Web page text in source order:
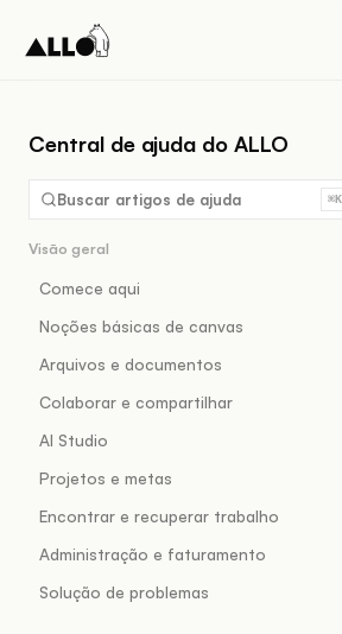
Central de ajuda do ALLO
Buscar artigos de ajuda ⌘K
Visão geral
Comece aqui
Noções básicas de canvas
Arquivos e documentos
Colaborar e compartilhar
AI Studio
Projetos e metas
Encontrar e recuperar trabalho
Administração e faturamento
Solução de problemas